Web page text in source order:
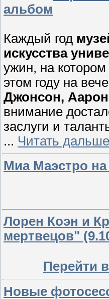
альбом
Каждый год
искусства
ужин, на
этом году на
Джонсон,
внимание
заслуги и
... Читать
Миа Маэстро
Лорен Коэн и
мертвецов"
Перейти
Новые